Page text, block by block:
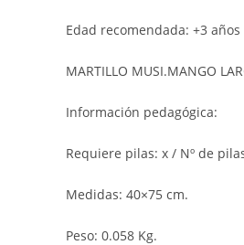
Edad recomendada: +3 años
MARTILLO MUSI.MANGO
Información pedagógica:
Requiere pilas: x / Nº de
Medidas: 40×75 cm.
Peso: 0.058 Kg.